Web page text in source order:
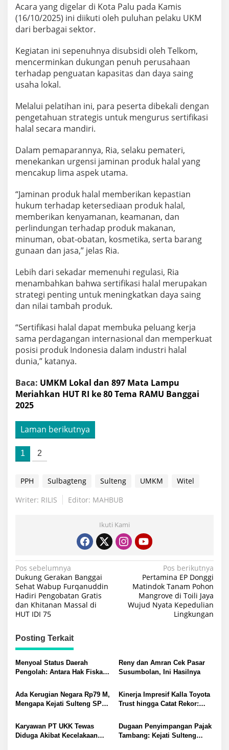
Acara yang digelar di Kota Palu pada Kamis
(16/10/2025) ini diikuti oleh puluhan pelaku UKM
dari berbagai sektor.
Kegiatan ini sepenuhnya disubsidi oleh Telkom,
mencerminkan dukungan penuh perusahaan
terhadap penguatan kapasitas dan daya saing
usaha lokal.
Melalui pelatihan ini, para peserta dibekali dengan
pengetahuan strategis untuk mengurus sertifikasi
halal secara mandiri.
Dalam pemaparannya, Ria, selaku pemateri,
menekankan urgensi jaminan produk halal yang
mencakup lima aspek utama.
“Jaminan produk halal memberikan kepastian
hukum terhadap ketersediaan produk halal,
memberikan kenyamanan, keamanan, dan
perlindungan terhadap produk makanan,
minuman, obat-obatan, kosmetika, serta barang
gunaan dan jasa,” jelas Ria.
Lebih dari sekadar memenuhi regulasi, Ria
menambahkan bahwa sertifikasi halal merupakan
strategi penting untuk meningkatkan daya saing
dan nilai tambah produk.
“Sertifikasi halal dapat membuka peluang kerja
sama perdagangan internasional dan memperkuat
posisi produk Indonesia dalam industri halal
dunia,” katanya.
Baca: UMKM Lokal dan 897 Mata Lampu
Meriahkan HUT RI ke 80 Tema RAMU Banggai
2025
Laman berikutnya
1 2
PPH Sulbagteng Sulteng UMKM
Witel
Writer: RILIS
Editor: MAHBUB
Ikuti Kami
Navigasi
pos
Pos sebelumnya
Dukung Gerakan Banggai
Sehat Wabup Furqanuddin
Hadiri Pengobatan Gratis
dan Khitanan Massal di
HUT IDI 75
Pos berikutnya
Pertamina EP Donggi
Matindok Tanam Pohon
Mangrove di Toili Jaya
Wujud Nyata Kepedulian
Lingkungan
Posting Terkait
Menyoal Status Daerah
Pengolah: Antara Hak Fiskal
Morowali-Morut
Reny dan Amran Cek Pasar
Susumbolan, Ini Hasilnya
Ada Kerugian Negara Rp79 M,
Mengapa Kejati Sulteng SP3
Dorong Kejagung Ambil Alih
Kinerja Impresif Kalla Toyota
Trust hingga Catat Rekor:
Baru Meningkat
Karyawan PT UKK Tewas
Diduga Akibat Kecelakaan
Dugaan Penyimpangan Pajak
Tambang: Kejati Sulteng